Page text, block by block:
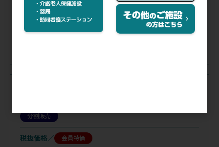
※購入制限：7日間に1点まで
分割販売
税抜価格 会員特価